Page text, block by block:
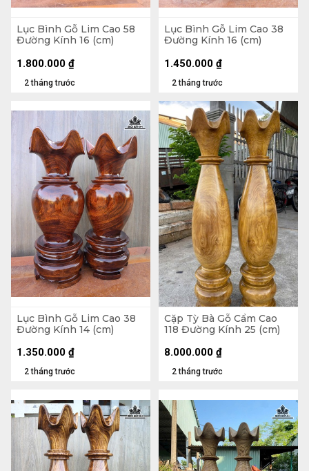
Lục Bình Gỗ Lim Cao 58
Đường Kính 16 (cm)
2 tháng trước
1.800.000 ₫
Lục Bình Gỗ Lim Cao 38
Đường Kính 16 (cm)
2 tháng trước
1.450.000 ₫
Lục Bình Gỗ Lim Cao 38
Đường Kính 14 (cm)
2 tháng trước
1.350.000 ₫
Cặp Tỳ Bà Gỗ Cẩm Cao
118 Đường Kính 25 (cm)
2 tháng trước
8.000.000 ₫